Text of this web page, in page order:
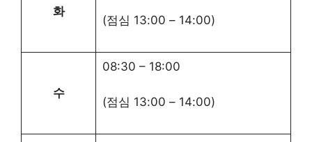
화
(점심 13:00 – 14:00)
수
08:30 – 18:00
(점심 13:00 – 14:00)